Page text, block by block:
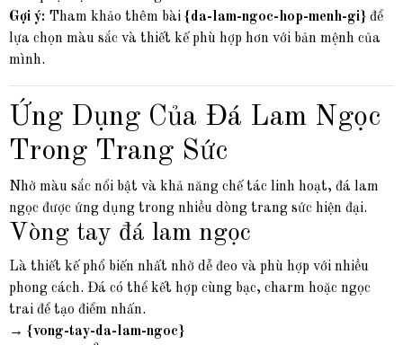
Gợi ý: Tham khảo thêm bài {da-lam-ngoc-hop-menh-gi} để
lựa chọn màu sắc và thiết kế phù hợp hơn với bản mệnh của
mình.
Ứng Dụng Của Đá Lam Ngọc
Trong Trang Sức
Nhờ màu sắc nổi bật và khả năng chế tác linh hoạt, đá lam
ngọc được ứng dụng trong nhiều dòng trang sức hiện đại.
Vòng tay đá lam ngọc
Là thiết kế phổ biến nhất nhờ dễ đeo và phù hợp với nhiều
phong cách. Đá có thể kết hợp cùng bạc, charm hoặc ngọc
trai để tạo điểm nhấn.
→ {vong-tay-da-lam-ngoc}